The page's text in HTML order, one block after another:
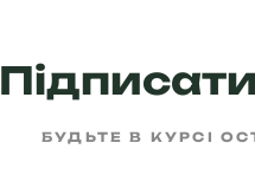
БУДЬТЕ В КУРСІ